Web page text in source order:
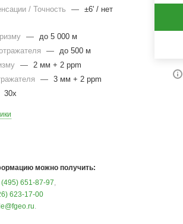
/ Точность
—
±6' / нет
—
до 5 000 м
—
до 500 м
—
2 мм + 2 ppm
—
3 мм + 2 ppm
30x
можно получить:
(495) 651-87-97,
623-17-00
.